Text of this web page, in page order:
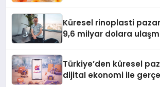
Küresel rinoplasti
9,6 milyar dolara
Türkiye’den küresel
dijital ekonomi ile